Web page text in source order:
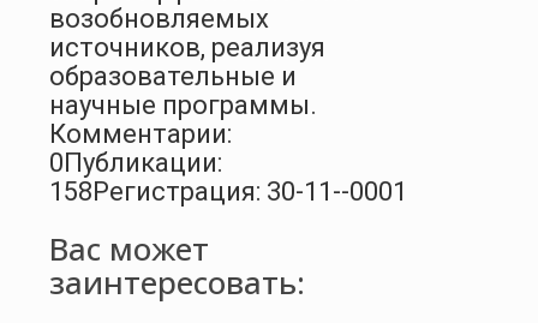
возобновляемых
источников, реализуя
образовательные и
научные программы.
Комментарии:
0Публикации:
158Регистрация: 30-11--0001
Вас может
заинтересовать: